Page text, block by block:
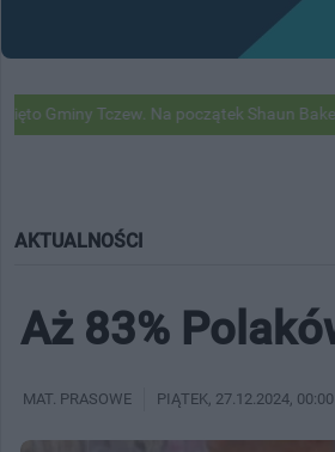
Na początek Shaun Baker & Jessica
AKTUALNOŚCI
Aż 83%
MAT. PRASOWE PIĄTEK , 27.12.2024, 00:00